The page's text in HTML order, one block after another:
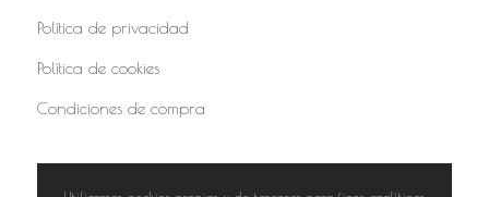
Política de privacidad
Política de cookies
Condiciones de compra